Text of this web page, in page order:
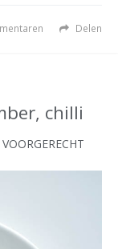
Delen
chilli
VOORGERECHT